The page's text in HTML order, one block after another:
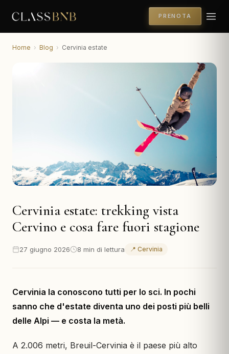
PRENOTA
Home › Blog › Cervinia estate
Cervinia estate: trekking vista
Cervino e cosa fare fuori stagione
27 giugno 2026 8 min di lettura 📍 Cervinia
Cervinia la conoscono tutti per lo sci. In pochi
sanno che d'estate diventa uno dei posti più belli
delle Alpi — e costa la metà.
A 2.006 metri, Breuil-Cervinia è il paese più alto